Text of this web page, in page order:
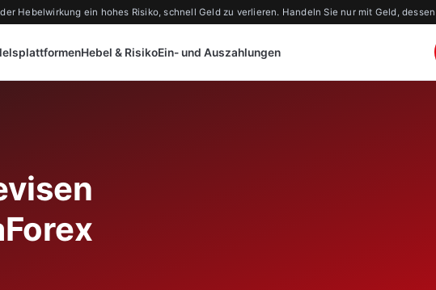
Hebelwirkung ein hohes Risiko, schnell Geld zu verlieren. Handeln Sie nur mit Geld,
Hebel & RisikoEin- und Auszahlungen